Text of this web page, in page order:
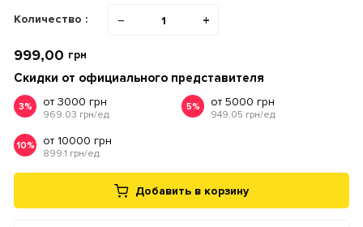
Количество : − +
999,00 грн
Скидки от официального представителя
3% от 3000 грн
969.03 грн/ед.
5% от 5000 грн
949.05 грн/ед.
10% от 10000 грн
899.1 грн/ед.
Добавить в корзину